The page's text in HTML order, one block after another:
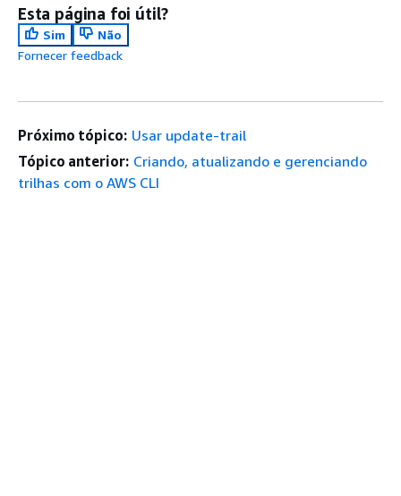
Esta página foi útil?
Sim
Não
Fornecer feedback
Próximo tópico: Usar update-trail
Tópico anterior: Criando, atualizando e gerenciando
trilhas com o AWS CLI